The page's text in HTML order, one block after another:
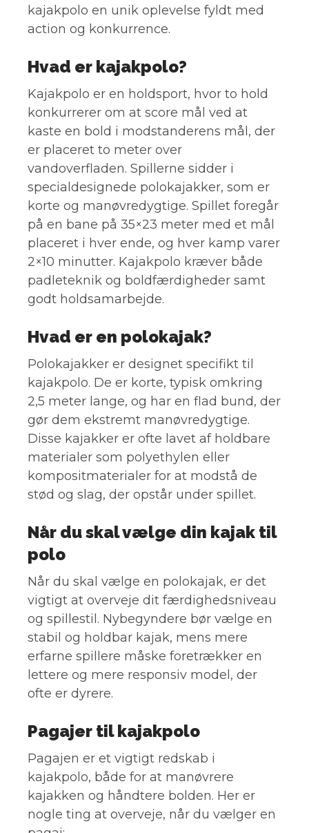
kajakpolo en unik oplevelse fyldt med
action og konkurrence.
Hvad er kajakpolo?
Kajakpolo er en holdsport, hvor to hold
konkurrerer om at score mål ved at
kaste en bold i modstanderens mål, der
er placeret to meter over
vandoverfladen. Spillerne sidder i
specialdesignede polokajakker, som er
korte og manøvredygtige. Spillet foregår
på en bane på 35×23 meter med et mål
placeret i hver ende, og hver kamp varer
2×10 minutter. Kajakpolo kræver både
padleteknik og boldfærdigheder samt
godt holdsamarbejde.
Hvad er en polokajak?
Polokajakker er designet specifikt til
kajakpolo. De er korte, typisk omkring
2,5 meter lange, og har en flad bund, der
gør dem ekstremt manøvredygtige.
Disse kajakker er ofte lavet af holdbare
materialer som polyethylen eller
kompositmaterialer for at modstå de
stød og slag, der opstår under spillet.
Når du skal vælge din kajak til
polo
Når du skal vælge en polokajak, er det
vigtigt at overveje dit færdighedsniveau
og spillestil. Nybegyndere bør vælge en
stabil og holdbar kajak, mens mere
erfarne spillere måske foretrækker en
lettere og mere responsiv model, der
ofte er dyrere.
Pagajer til kajakpolo
Pagajen er et vigtigt redskab i
kajakpolo, både for at manøvrere
kajakken og håndtere bolden. Her er
nogle ting at overveje, når du vælger en